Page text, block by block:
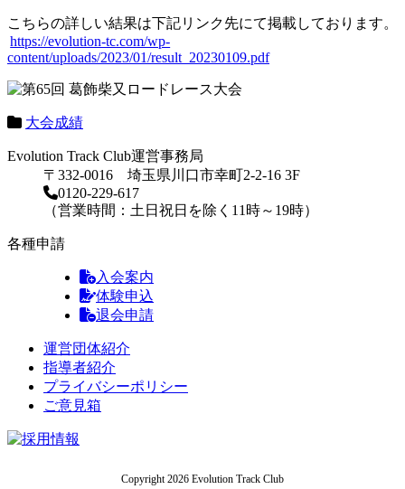
こちらの詳しい結果は下記リンク先にて掲載しております。
https://evolution-tc.com/wp-
content/uploads/2023/01/result_20230109.pdf
大会成績
Evolution Track Club運営事務局
〒332-0016 埼玉県川口市幸町2-2-16 3F
0120-229-617
（営業時間：土日祝日を除く11時～19時）
各種申請
入会案内
体験申込
退会申請
運営団体紹介
指導者紹介
プライバシーポリシー
ご意見箱
Copyright 2026 Evolution Track Club